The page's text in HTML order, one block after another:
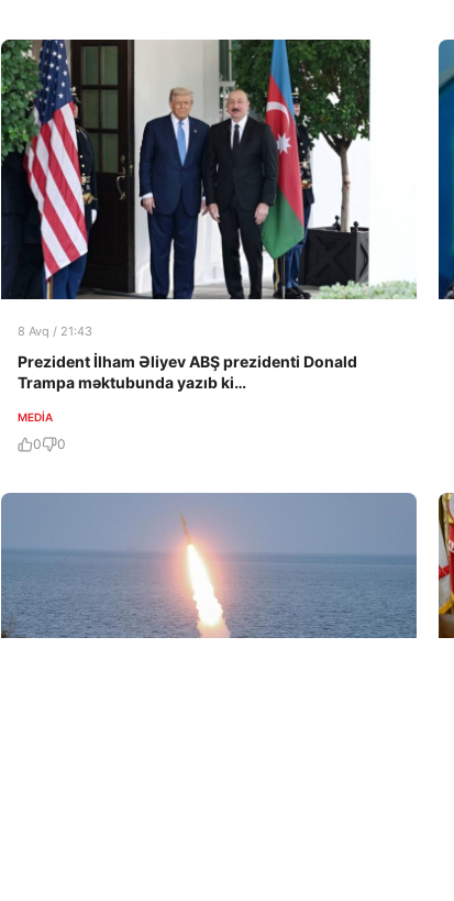
8 Avq / 21:43
Prezident İlham Əliyev ABŞ prezidenti Donald
Trampa məktubunda yazıb ki…
MEDİA
0 0